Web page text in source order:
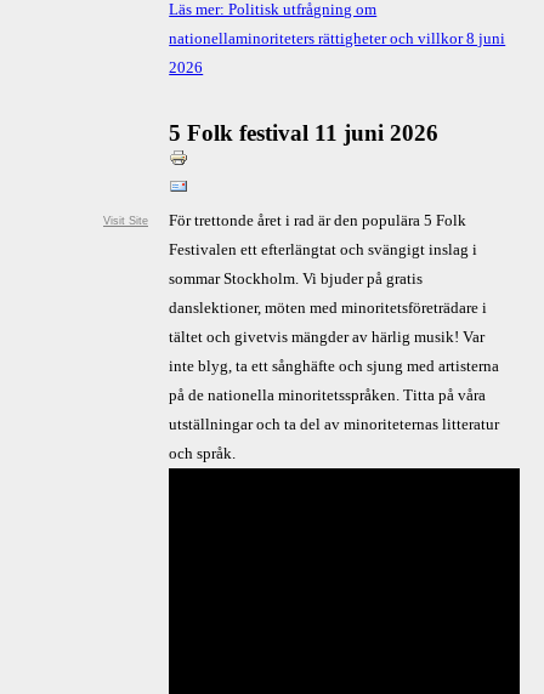
Visit Site
Läs mer: Politisk utfrågning om
nationellaminoriteters rättigheter och villkor 8 juni
2026
5 Folk festival 11 juni 2026
För trettonde året i rad är den populära 5 Folk
Festivalen ett efterlängtat och svängigt inslag i
sommar Stockholm. Vi bjuder på gratis
danslektioner, möten med minoritetsföreträdare i
tältet och givetvis mängder av härlig musik! Var
inte blyg, ta ett sånghäfte och sjung med artisterna
på de nationella minoritetsspråken. Titta på våra
utställningar och ta del av minoriteternas litteratur
och språk.